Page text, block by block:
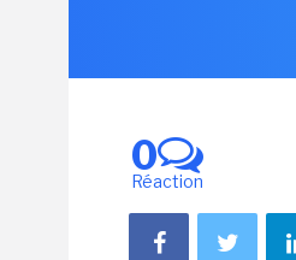
0
Réaction